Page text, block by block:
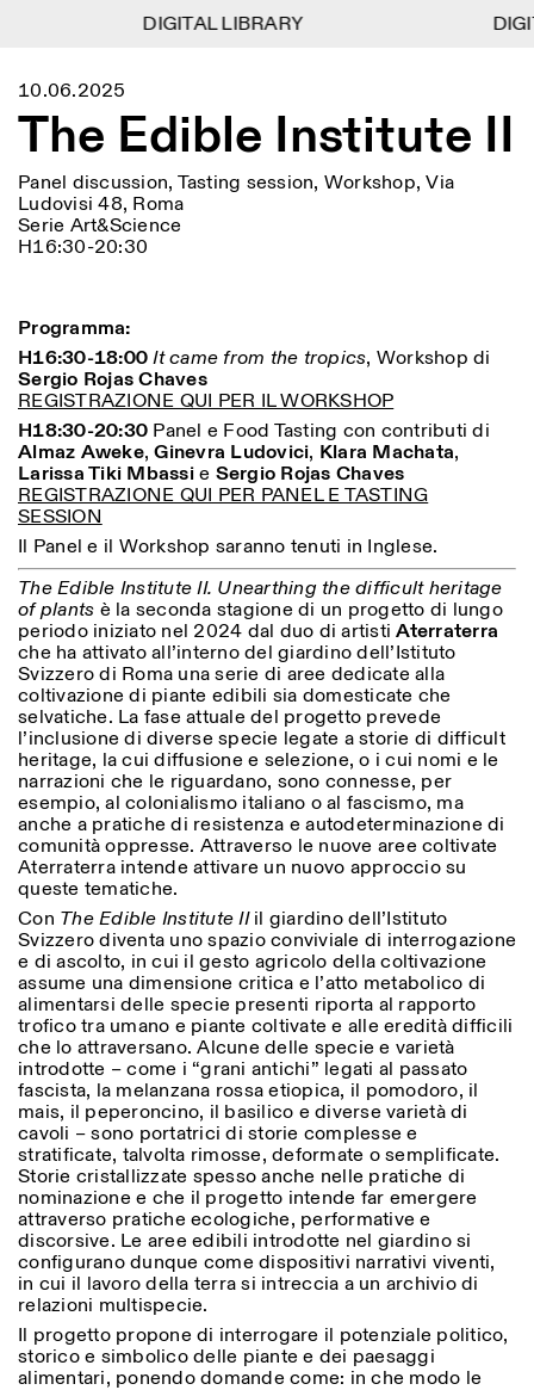
Menu
Lingua EN IT DE
Calendario
Istituto Svizzero
Ricerca
Residenze
Organizzazione
Biblioteca
Jobs
Altre Attività
NEWSLETTER
Registrati alla nostra newsletter per ricevere
informazioni sui nostri eventi
Facebook Instagram Linkedin Vimeo
Privacy Policy
Information
ISTITUTO SVIZZERO
Villa Maraini
00187 Roma
ORARI PORTINERIA:
LUN-VEN
09:00–13:30, 14:30–18:00
ORARI MOSTRE:
Atlas Studios
Mercoledì/Venerdì: 14:30-
18:30
Sabato/Domenica: 11:00-
18:30
VISITE GUIDATE:
Solo su prenotazione
(italiano, inglese)
Tariffa: 10€ per persona
Per prenotazioni:
visite@istitutosvizzero.it
Ingresso non consentito
agli animali
ISTITUTO SVIZZERO
MILANO
Sede di Milano
Via Vecchio Politecnico 3
20121 Milano
+39 02 76 01 61 18
milano@istitutosvizzero.it
ORARI MOSTRE:
I’ll miss you when I scroll
Lunedì/Venerdì: 11:00-
17:00
Giovedì: 11:00-20:00
Filtri
Area di appartenenza
Reset
Arte
Residenze Scienze
Luogo
Categoria
Reset
Tutte le categorie
Antropologia
Archeologia
Architettura
Arte
Astrofisica
Book launch
Durata (giorni)
1
365
> 1
10.06.2025
The Edible Institute II
Panel discussion, Tasting session, Workshop, Via
Ludovisi 48, Roma
Serie Art&Science
H16:30-20:30
Programma:
H16:30-18:00 It came from the tropics, Workshop di
Sergio Rojas Chaves
REGISTRAZIONE QUI PER IL WORKSHOP
H18:30-20:30 Panel e Food Tasting con contributi di
Almaz Aweke,Ginevra Ludovici, Klara Machata,
Larissa Tiki Mbassie Sergio Rojas Chaves
REGISTRAZIONE QUI PER PANEL E TASTING
SESSION
Il Panel e il Workshop saranno tenuti in Inglese.
The Edible Institute II. Unearthing the difficult heritage
of plants è la seconda stagione di un progetto di lungo
periodo iniziato nel 2024 dal duo di artistiAterraterra
che ha attivato all’interno del giardino dell’Istituto
Svizzero di Roma una serie di aree dedicate alla
coltivazione di piante edibili sia domesticate che
selvatiche. La fase attuale del progetto prevede
l’inclusione di diverse specie legate a storie di difficult
heritage, la cui diffusione e selezione, o i cui nomi e le
narrazioni che le riguardano, sono connesse, per
esempio, al colonialismo italiano o al fascismo, ma
anche a pratiche di resistenza e autodeterminazione di
comunità oppresse. Attraverso le nuove aree coltivate
Aterraterra intende attivare un nuovo approccio su
queste tematiche.
Con The Edible Institute IIil giardino dell’Istituto
Svizzero diventa uno spazio conviviale di interrogazione
e di ascolto, in cui il gesto agricolo della coltivazione
assume una dimensione critica e l’atto metabolico di
alimentarsi delle specie presenti riporta al rapporto
trofico tra umano e piante coltivate e alle eredità difficili
che lo attraversano. Alcune delle specie e varietà
introdotte – come i “grani antichi” legati al passato
fascista, la melanzana rossa etiopica, il pomodoro, il
mais, il peperoncino, il basilico e diverse varietà di
cavoli – sono portatrici di storie complesse e
stratificate, talvolta rimosse, deformate o semplificate.
Storie cristallizzate spesso anche nelle pratiche di
nominazione e che il progetto intende far emergere
attraverso pratiche ecologiche, performative e
discorsive. Le aree edibili introdotte nel giardino si
configurano dunque come dispositivi narrativi viventi,
in cui il lavoro della terra si intreccia a un archivio di
relazioni multispecie.
Il progetto propone di interrogare il potenziale politico,
storico e simbolico delle piante e dei paesaggi
alimentari, ponendo domande come: in che modo le
DIGITAL LIBRARY
DIGITAL LIBRARY